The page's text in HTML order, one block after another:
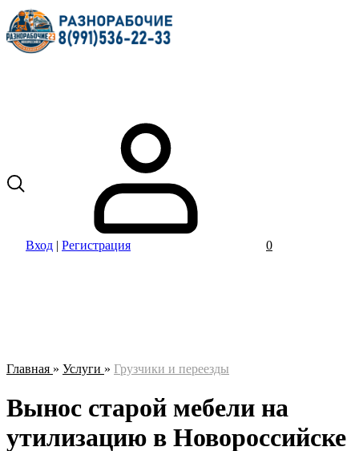
Вход | Регистрация 0
Главная » Услуги » Грузчики и переезды
Вынос старой мебели на
утилизацию в Новороссийске